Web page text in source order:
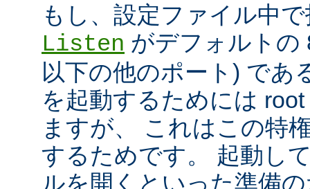
もし、設定ファイル中
Listen がデフォルトの
以下の他のポート) であ
を起動するためには
ますが、 これはこの特
するためです。 起動し
ルを開くといった準備